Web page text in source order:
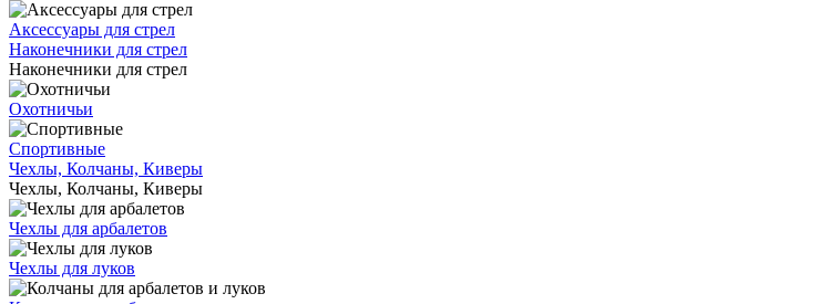
Аксессуары для стрел
Наконечники для стрел
Наконечники для стрел
Охотничьи
Спортивные
Чехлы, Колчаны, Киверы
Чехлы, Колчаны, Киверы
Чехлы для арбалетов
Чехлы для луков